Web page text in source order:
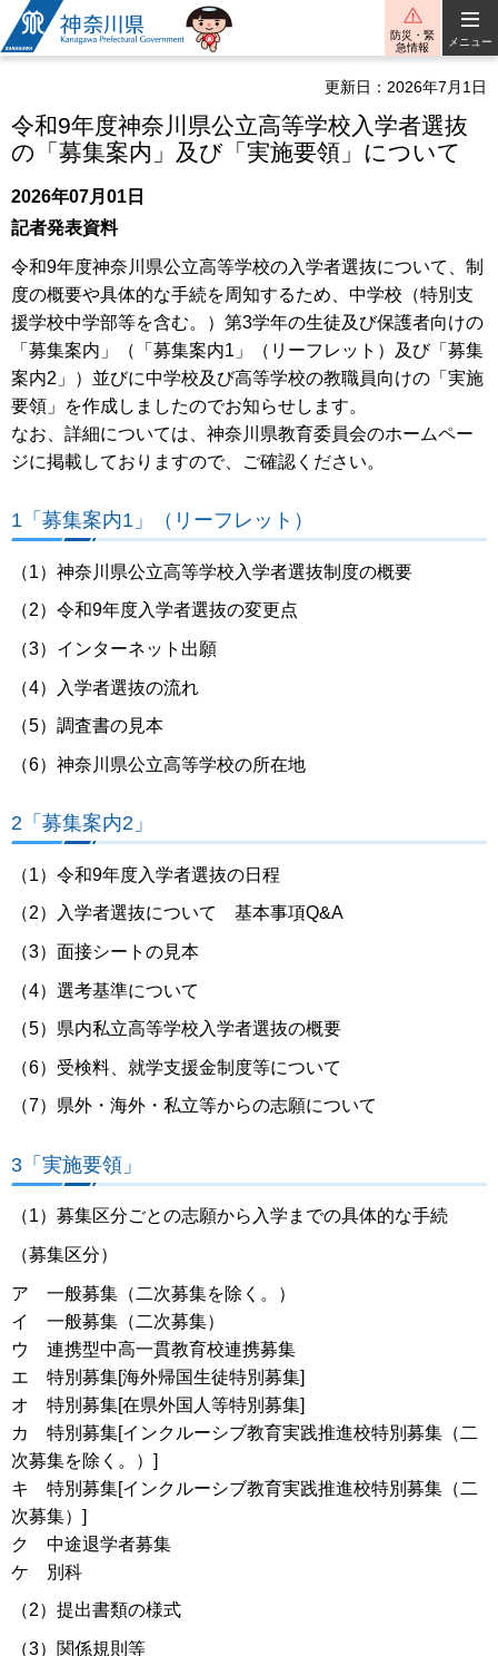
神奈川県
防災・緊
急情報
メニュー
更新日：2026年7月1日
令和9年度神奈川県公立高等学校入学者選抜
の「募集案内」及び「実施要領」について
2026年07月01日
記者発表資料
令和9年度神奈川県公立高等学校の入学者選抜について、制
度の概要や具体的な手続を周知するため、中学校（特別支
援学校中学部等を含む。）第3学年の生徒及び保護者向けの
「募集案内」（「募集案内1」（リーフレット）及び「募集
案内2」）並びに中学校及び高等学校の教職員向けの「実施
要領」を作成しましたのでお知らせします。
なお、詳細については、神奈川県教育委員会のホームペー
ジに掲載しておりますので、ご確認ください。
1「募集案内1」（リーフレット）
（1）神奈川県公立高等学校入学者選抜制度の概要
（2）令和9年度入学者選抜の変更点
（3）インターネット出願
（4）入学者選抜の流れ
（5）調査書の見本
（6）神奈川県公立高等学校の所在地
2「募集案内2」
（1）令和9年度入学者選抜の日程
（2）入学者選抜について 基本事項Q&A
（3）面接シートの見本
（4）選考基準について
（5）県内私立高等学校入学者選抜の概要
（6）受検料、就学支援金制度等について
（7）県外・海外・私立等からの志願について
3「実施要領」
（1）募集区分ごとの志願から入学までの具体的な手続
（募集区分）
ア 一般募集（二次募集を除く。）
イ 一般募集（二次募集）
ウ 連携型中高一貫教育校連携募集
エ 特別募集[海外帰国生徒特別募集]
オ 特別募集[在県外国人等特別募集]
カ 特別募集[インクルーシブ教育実践推進校特別募集（二
次募集を除く。）]
キ 特別募集[インクルーシブ教育実践推進校特別募集（二
次募集）]
ク 中途退学者募集
ケ 別科
（2）提出書類の様式
（3）関係規則等